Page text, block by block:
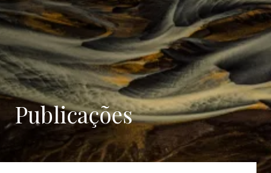
Publicações